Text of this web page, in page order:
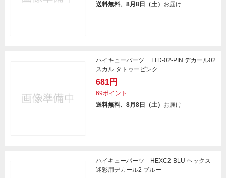
送料無料、8月8日（土） お届け
ハイキューパーツ TTD-02-PIN デカール02
スカル タトゥーピンク
681円
69ポイント
送料無料、8月8日（土） お届け
ハイキューパーツ HEXC2-BLU ヘックス
迷彩用デカール2 ブルー